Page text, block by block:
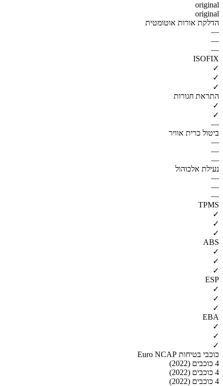
original
original
הדלקת אורות אוטומטית
—
—
—
ISOFIX
✓
✓
✓
התראת חגורות
✓
✓
—
ביטול כרית אוויר
—
—
—
נעילת אלכוהול
—
—
—
TPMS
✓
✓
✓
ABS
✓
✓
✓
ESP
✓
✓
✓
EBA
✓
✓
✓
כוכבי בטיחות Euro NCAP
4 כוכבים (2022)
4 כוכבים (2022)
4 כוכבים (2022)